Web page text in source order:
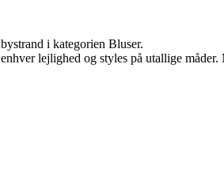
i kategorien Bluser.
lejlighed og styles på utallige